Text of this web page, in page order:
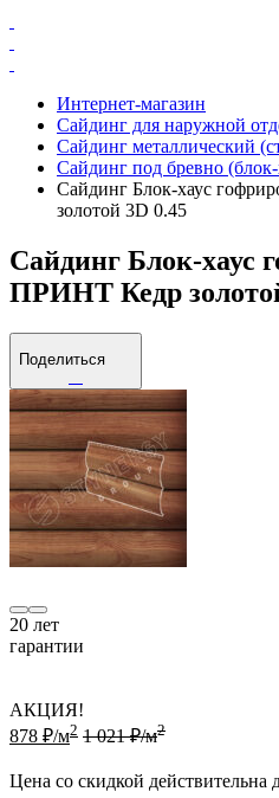
Интернет-магазин
Сайдинг для наружной
Сайдинг металлический
Сайдинг под бревно (блок-
Сайдинг Блок-хаус
золотой 3D 0.45
Сайдинг Блок-хаус
ПРИНТ Кедр
Поделиться
20 лет
гарантии
АКЦИЯ!
878 ₽/м2 1 021 ₽/м2
Цена со скидкой действительна